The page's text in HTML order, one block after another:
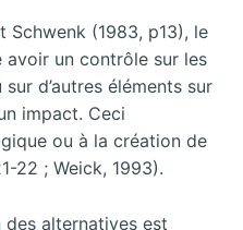
Schwenk (1983, p13), le
un contrôle sur les
d’autres éléments sur
impact. Ceci
ou à la création de
22 ; Weick, 1993).
des alternatives est